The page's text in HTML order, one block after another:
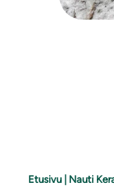
Etusivu Nauti